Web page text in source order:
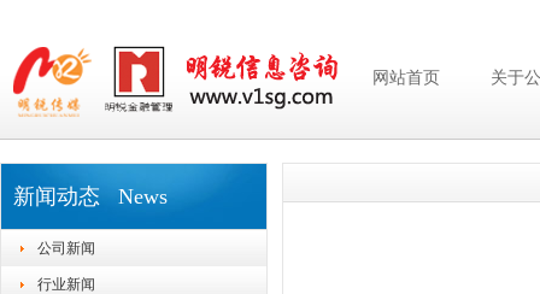
网站首页 关于
新闻动态 News
公司新闻
行业新闻